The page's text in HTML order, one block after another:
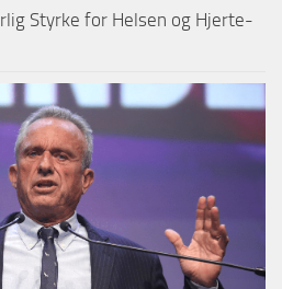
Styrke for Helsen og Hjerte-